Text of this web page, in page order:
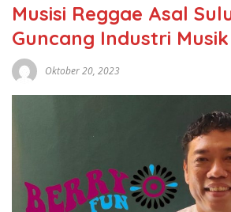
Musisi Reggae Asal
Guncang Industri
Oktober 20, 2023